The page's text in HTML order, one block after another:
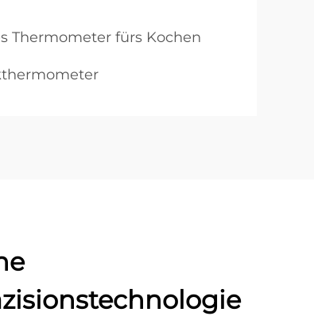
Thermometer fürs Kochen